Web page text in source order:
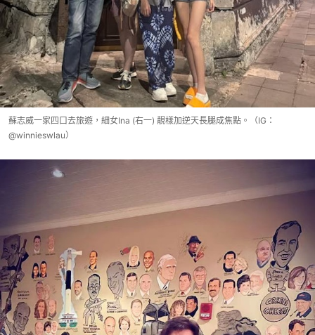
蘇志威一家四口去旅遊，細女Ina (右一) 靚樣加逆天長腿成焦點。（IG：
@winnieswlau）